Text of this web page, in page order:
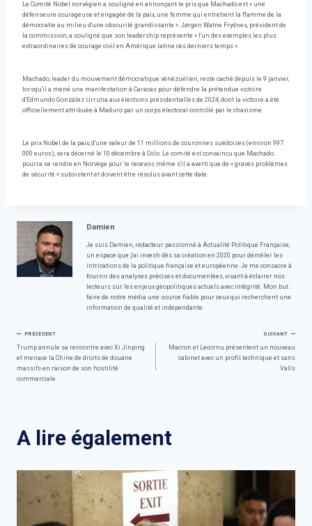
Le Comité Nobel norvégien a souligné en annonçant le prix que Machado est « une
défenseure courageuse et engagée de la paix, une femme qui entretient la flamme de la
démocratie au milieu d'une obscurité grandissante ». Jørgen Watne Frydnes, président de
la commission, a souligné que son leadership représente « l'un des exemples les plus
extraordinaires de courage civil en Amérique latine ces derniers temps ».
Machado, leader du mouvement démocratique vénézuélien, reste caché depuis le 9 janvier,
lorsqu'il a mené une manifestation à Caracas pour défendre la prétendue victoire
d'Edmundo González Urrutia aux élections présidentielles de 2024, dont la victoire a été
officiellement attribuée à Maduro par un corps électoral contrôlé par le chavisme.
Le prix Nobel de la paix, d'une valeur de 11 millions de couronnes suédoises (environ 997
000 euros), sera décerné le 10 décembre à Oslo. Le comité est convaincu que Machado
pourra se rendre en Norvège pour le recevoir, même s'il a averti que de « graves problèmes
de sécurité » subsistent et doivent être résolus avant cette date.
Damien
Je suis Damien, rédacteur passionné à Actualité Politique Française,
un espace que j'ai investi dès sa création en 2020 pour démêler les
intrications de la politique française et européenne. Je me consacre à
fournir des analyses précises et documentées, visant à éclairer nos
lecteurs sur les enjeux géopolitiques actuels avec intégrité. Mon but :
faire de notre média une source fiable pour ceux qui recherchent une
information de qualité et indépendante.
Navigation
de
PRÉCÉDENT
Trump annule sa rencontre avec Xi Jinping
et menace la Chine de droits de douane
massifs en raison de son hostilité
commerciale
SUIVANT
Macron et Lecornu présentent un nouveau
cabinet avec un profil technique et sans
Valls
A lire également